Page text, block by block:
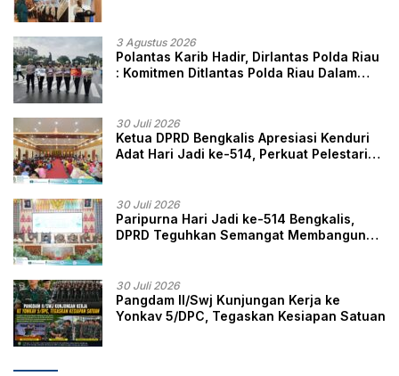
3 Agustus 2026
Polantas Karib Hadir, Dirlantas Polda Riau
: Komitmen Ditlantas Polda Riau Dalam
30 Juli 2026
Ketua DPRD Bengkalis Apresiasi Kenduri
Adat Hari Jadi ke-514, Perkuat Pelestarian
30 Juli 2026
Paripurna Hari Jadi ke-514 Bengkalis,
DPRD Teguhkan Semangat Membangun
30 Juli 2026
Pangdam II/Swj Kunjungan Kerja ke
Yonkav 5/DPC, Tegaskan Kesiapan Satuan